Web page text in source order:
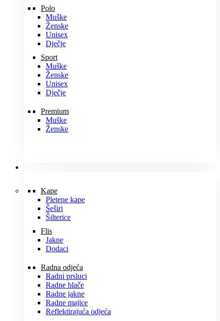
Polo
Muške
Ženske
Unisex
Dječje
Sport
Muške
Ženske
Unisex
Dječje
Premium
Muške
Ženske
Kape
Pletene kape
Šeširi
Šilterice
Flis
Jakne
Dodaci
Radna odjeća
Radni prsluci
Radne hlače
Radne jakne
Radne majice
Reflektirajuća odjeća